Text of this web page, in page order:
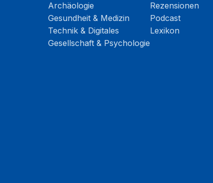
Archäologie
Gesundheit & Medizin
Technik & Digitales
Gesellschaft & Psychologie
Rezensionen
Podcast
Lexikon